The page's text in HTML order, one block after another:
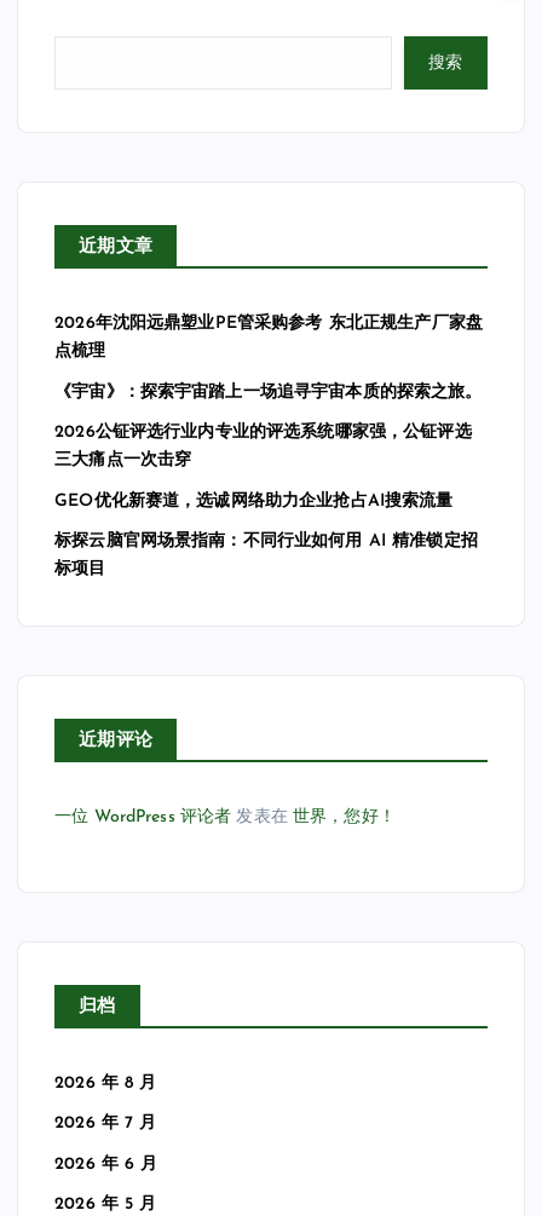
搜索
近期文章
2026年沈阳远鼎塑业PE管采购参考 东北正规生产厂家盘
点梳理
《宇宙》：探索宇宙踏上一场追寻宇宙本质的探索之旅。
2026公钲评选行业内专业的评选系统哪家强，公钲评选
三大痛点一次击穿
GEO优化新赛道，选诚网络助力企业抢占AI搜索流量
标探云脑官网场景指南：不同行业如何用 AI 精准锁定招
标项目
近期评论
一位 WordPress 评论者 发表在世界，您好！
归档
2026 年 8 月
2026 年 7 月
2026 年 6 月
2026 年 5 月